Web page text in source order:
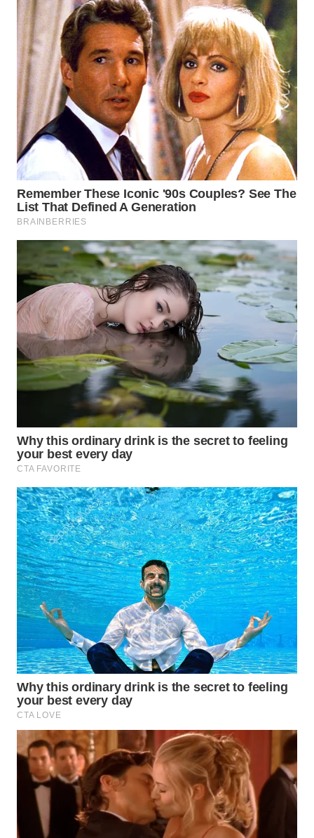
SERDANG
WN
TEBING
TINGGI
WN
PAKPAK
KARAWANG
WN
WN
BOGOR
WN
DEPOK
WN
TAPANULI
WN
SAMOSIR
WN
PADANG
LAWAS
WN
SUMEDANG
WN
CIANJUR
WN
KEPULAUAN
SERIBU
TANGERANG
WN
BINJAI
WN